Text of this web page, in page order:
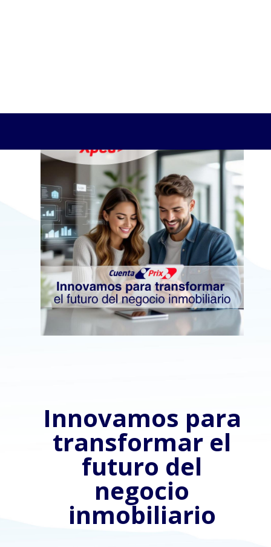
Innovamos para
transformar el
futuro del
negocio
inmobiliario